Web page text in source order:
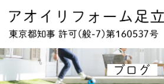
ブログ